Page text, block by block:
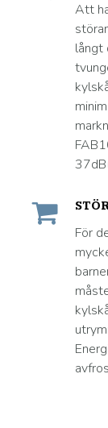
Att
långt
För